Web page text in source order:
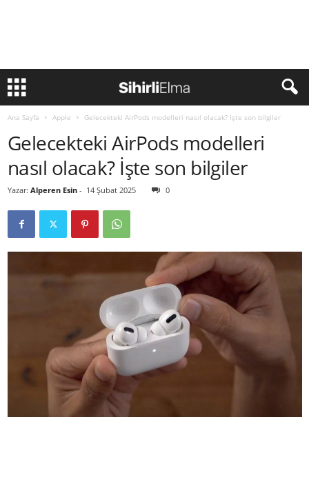
Ana Sayfa Apple Gelecekteki AirPods modelleri nasıl olacak? İşte son bilgiler
Gelecekteki AirPods modelleri
nasıl olacak? İşte son bilgiler
Yazar: Alperen Esin - 14 Şubat 2025 0